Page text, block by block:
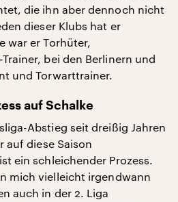
die ihn aber dennoch nicht
dieser Klubs hat er
war er Torhüter,
bei den Berlinern und
und Torwarttrainer.
auf Schalke
Abstieg seit dreißig Jahren
auf diese Saison
ein schleichender Prozess.
mich vielleicht irgendwann
auch in der 2. Liga